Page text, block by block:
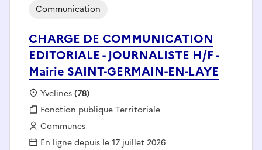
CHARGE DE COMMUNICATION
EDITORIALE - JOURNALISTE H/F -
Mairie SAINT-GERMAIN-EN-LAYE
Communication
Localisation :
Yvelines(78)
Fonction publique :
Fonction publique Territoriale
Employeur :
Communes
En ligne depuis le 17 juillet 2026